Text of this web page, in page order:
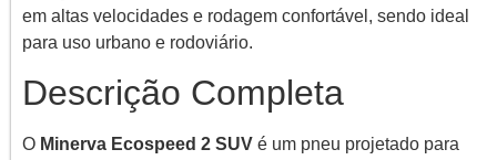
em altas velocidades e rodagem confortável, sendo ideal
para uso urbano e rodoviário.
Descrição Completa
O Minerva Ecospeed 2 SUV é um pneu projetado para